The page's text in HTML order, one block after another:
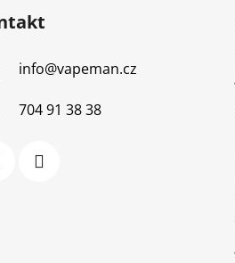
info@vapeman.cz
704 91 38 38